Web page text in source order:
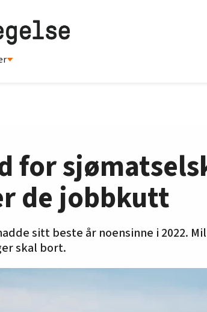
for
de jobbkutt
sitt beste år noensinne i 2022.
skal bort.